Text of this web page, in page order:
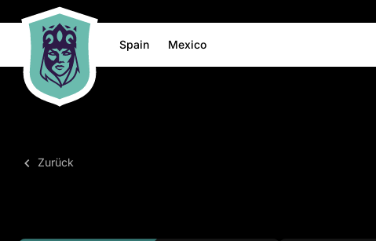
Spain Mexico
Zurück